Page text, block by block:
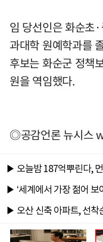
임 당선인은 화순초
과대학 원예학과를
후보는 화순군 정책
원을 역임했다.
◎공감언론 뉴시스